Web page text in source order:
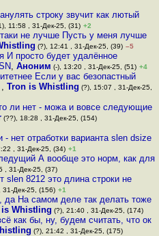
строку звучит как лютый
11:58 , 31-Дек-25, (31) +2
не лучше Пусть у меня лучше
(?), 12:41 , 31-Дек-25, (39) –5
И просто будет удалённое
, Аноним (-), 13:20 , 31-Дек-25, (51) +4
Если у вас безопастный
,Tron is Whistling (?), 15:07 , 31-Дек-25,
ли нет - можа и вовсе следующие
(??), 18:28 , 31-Дек-25, (154)
- нет отработки варианта slen dsize
, 31-Дек-25, (34) +1
А вообще это норм, как для
, 31-Дек-25, (37)
slen 8212 это длина строки не
Дек-25, (156) +1
да На самом деле так делать тоже
is Whistling (?), 21:40 , 31-Дек-25, (174)
как бы, ну, будем считать, что ок
(?), 21:42 , 31-Дек-25, (175)